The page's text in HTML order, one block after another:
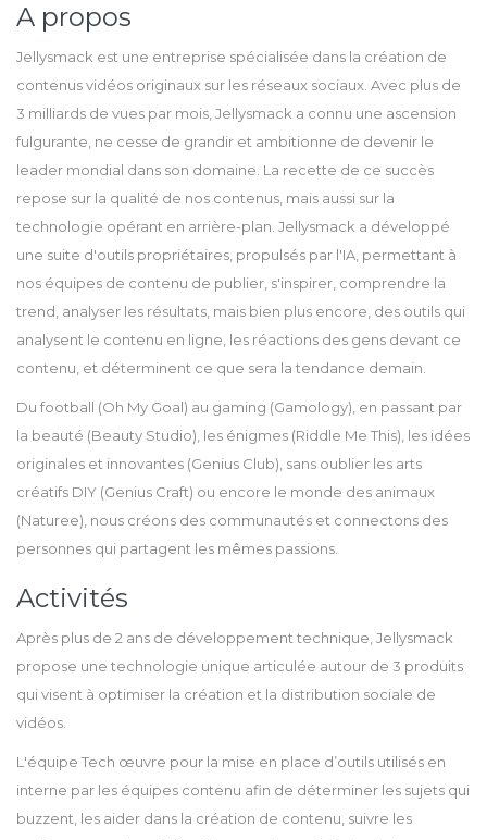
A propos
Jellysmack est une entreprise spécialisée dans la création de
contenus vidéos originaux sur les réseaux sociaux. Avec plus de
3 milliards de vues par mois, Jellysmack a connu une ascension
fulgurante, ne cesse de grandir et ambitionne de devenir le
leader mondial dans son domaine. La recette de ce succès
repose sur la qualité de nos contenus, mais aussi sur la
technologie opérant en arrière-plan. Jellysmack a développé
une suite d'outils propriétaires, propulsés par l'IA, permettant à
nos équipes de contenu de publier, s'inspirer, comprendre la
trend, analyser les résultats, mais bien plus encore, des outils qui
analysent le contenu en ligne, les réactions des gens devant ce
contenu, et déterminent ce que sera la tendance demain.
Du football (Oh My Goal) au gaming (Gamology), en passant par
la beauté (Beauty Studio), les énigmes (Riddle Me This), les idées
originales et innovantes (Genius Club), sans oublier les arts
créatifs DIY (Genius Craft) ou encore le monde des animaux
(Naturee), nous créons des communautés et connectons des
personnes qui partagent les mêmes passions.
Activités
Après plus de 2 ans de développement technique, Jellysmack
propose une technologie unique articulée autour de 3 produits
qui visent à optimiser la création et la distribution sociale de
vidéos.
L'équipe Tech œuvre pour la mise en place d’outils utilisés en
interne par les équipes contenu afin de déterminer les sujets qui
buzzent, les aider dans la création de contenu, suivre les